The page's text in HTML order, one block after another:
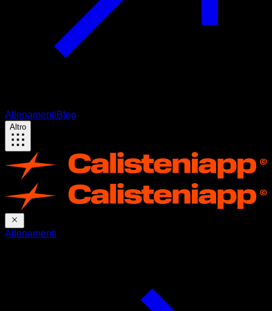
AllenamentiBlog
Altro
Allenamenti